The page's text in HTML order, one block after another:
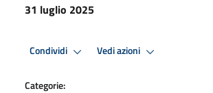
31 luglio 2025
Condividi Vedi azioni
Categorie: